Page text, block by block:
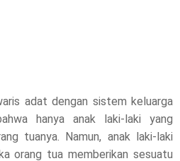
adat dengan sistem keluarga
hanya anak laki-laki yang
tuanya. Namun, anak laki-laki
orang tua memberikan sesuatu